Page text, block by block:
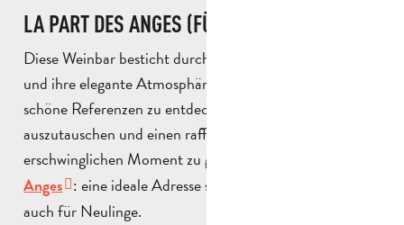
LA PART DES ANGES (FÜR WEINLIEBHABER)
Diese Weinbar besticht durch ihre pointierte Auswahl
und ihre elegante Atmosphäre. Man kommt hierher, um
schöne Referenzen zu entdecken, sich über Wein
auszutauschen und einen raffinierten, aber
erschwinglichen Moment zu genießen.
Anges : eine ideale Adresse sowohl für Weinkenner als
auch für Neulinge.